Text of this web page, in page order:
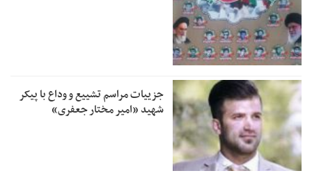
جزییات مراسم تشییع و وداع با پیکر
شهید «امیر مختار جعفری»